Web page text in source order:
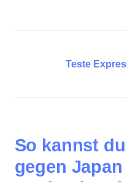
Teste
So kannst
gegen